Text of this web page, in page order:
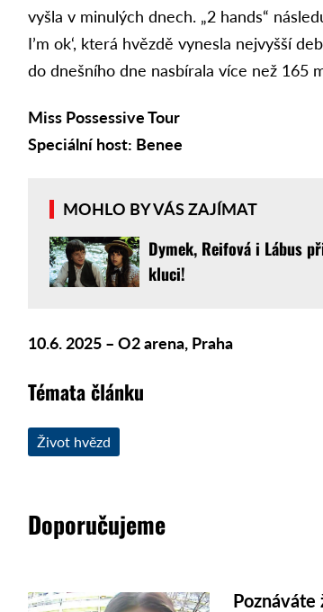
vyšla v minulých dnech. „2 hands“
I’m ok‘, která hvězdě vynesla nejvyšší
do dnešního dne nasbírala více než 165
Miss Possessive Tour
Speciální host: Benee
MOHLO BY VÁS ZAJÍMAT
Dymek, Reifová i Lábus
kluci!
10.6. 2025 – O2 arena, Praha
Témata článku
Život hvězd
Doporučujeme